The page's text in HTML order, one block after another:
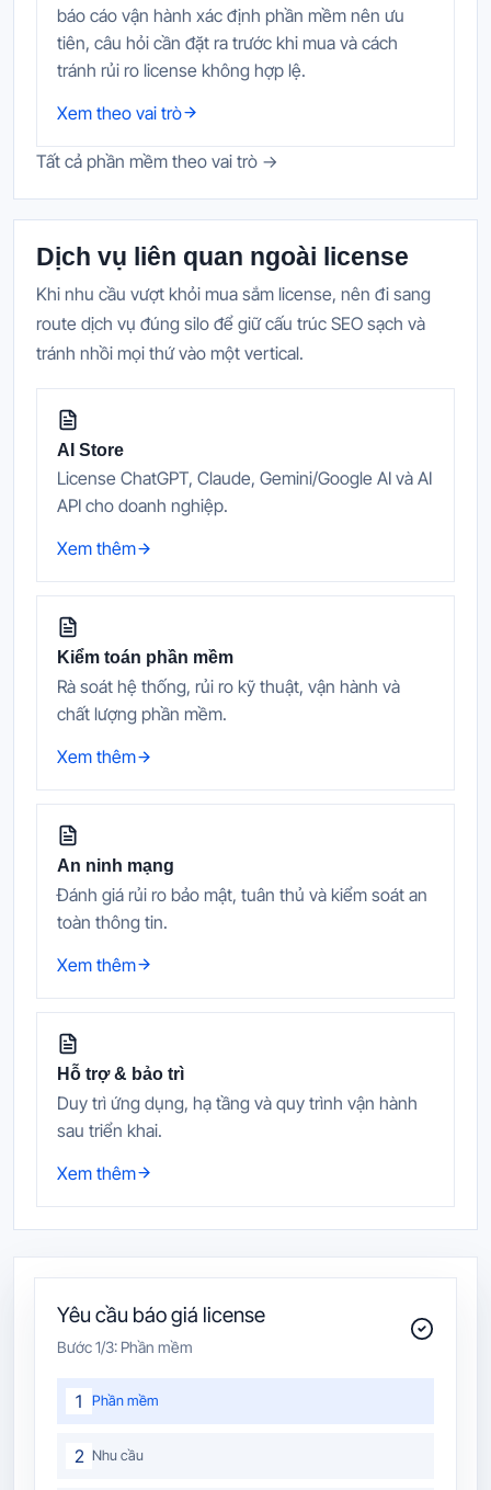
báo cáo vận hành xác định phần mềm nên ưu
tiên, câu hỏi cần đặt ra trước khi mua và cách
tránh rủi ro license không hợp lệ.
Xem theo vai trò
Tất cả phần mềm theo vai trò →
Dịch vụ liên quan ngoài license
Khi nhu cầu vượt khỏi mua sắm license, nên đi sang
route dịch vụ đúng silo để giữ cấu trúc SEO sạch và
tránh nhồi mọi thứ vào một vertical.
AI Store
License ChatGPT, Claude, Gemini/Google AI và AI
API cho doanh nghiệp.
Xem thêm
Kiểm toán phần mềm
Rà soát hệ thống, rủi ro kỹ thuật, vận hành và
chất lượng phần mềm.
Xem thêm
An ninh mạng
Đánh giá rủi ro bảo mật, tuân thủ và kiểm soát an
toàn thông tin.
Xem thêm
Hỗ trợ & bảo trì
Duy trì ứng dụng, hạ tầng và quy trình vận hành
sau triển khai.
Xem thêm
Yêu cầu báo giá license
Bước1/3: Phần mềm
1 Phần mềm
2 Nhu cầu